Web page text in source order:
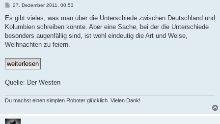
B
i
r
a
27. Dezember 2011, 00:53
Es gibt vieles, was man über die Unterschiede zwischen Deutschland und
Kolumbien schreiben könnte. Aber eine Sache, bei der die Unterschiede
besonders augenfällig sind, ist wohl eindeutig die Art und Weise,
Weihnachten zu feiern.
Quelle: Der Westen
Du machst einen simplen Roboter glücklich. Vielen Dank!